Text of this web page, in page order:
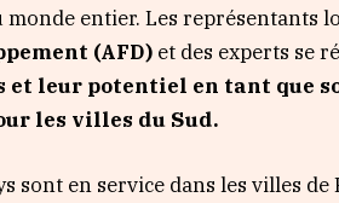
entier. Les représentants
(AFD) et des experts se
et leur potentiel en tant que
les villes du Sud.
sont en service dans les villes de